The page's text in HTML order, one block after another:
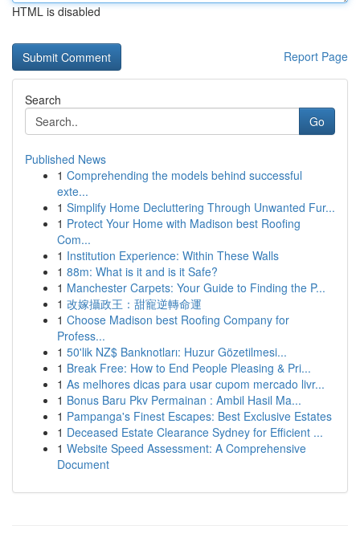
HTML is disabled
Report Page
Search
Go
Published News
1 Comprehending the models behind successful
exte...
1 Simplify Home Decluttering Through Unwanted Fur...
1 Protect Your Home with Madison best Roofing
Com...
1 Institution Experience: Within These Walls
1 88m: What is it and is it Safe?
1 Manchester Carpets: Your Guide to Finding the P...
1 改嫁攝政王：甜寵逆轉命運
1 Choose Madison best Roofing Company for
Profess...
1 50'lik NZ$ Banknotları: Huzur Gözetilmesi...
1 Break Free: How to End People Pleasing & Pri...
1 As melhores dicas para usar cupom mercado livr...
1 Bonus Baru Pkv Permainan : Ambil Hasil Ma...
1 Pampanga's Finest Escapes: Best Exclusive Estates
1 Deceased Estate Clearance Sydney for Efficient ...
1 Website Speed Assessment: A Comprehensive
Document